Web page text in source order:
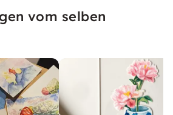
künstlerisches
Wir vereinfachen den
ihn an alle Niveaus an.
vom selben